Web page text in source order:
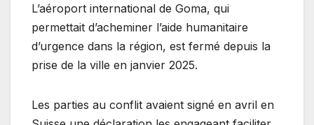
L’aéroport international de Goma, qui
permettait d’acheminer l’aide humanitaire
d’urgence dans la région, est fermé depuis la
prise de la ville en janvier 2025.
Les parties au conflit avaient signé en avril en